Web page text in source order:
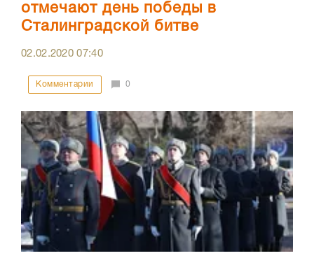
отмечают день победы в
Сталинградской битве
02.02.202007:40
Комментарии 0